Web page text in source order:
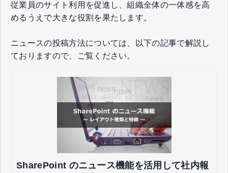
従業員のサイト利用を促進し、組織全体の一体感を高
めるうえで大きな役割を果たします。
ニュースの投稿方法については、以下の記事で解説し
ておりますので、ご覧ください。
SharePoint のニュース機能を活用して社内報